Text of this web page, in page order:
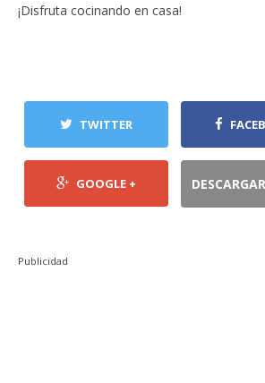
¡Disfruta cocinando en casa!
TWITTER
GOOGLE +
Publicidad